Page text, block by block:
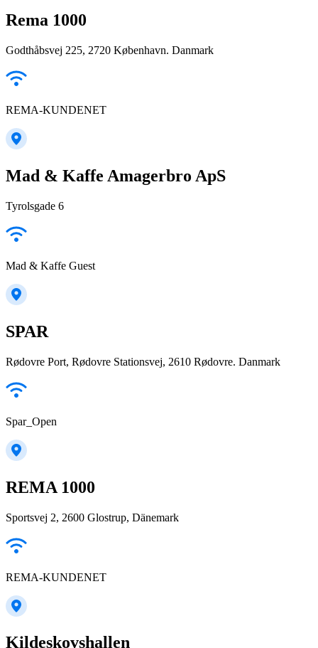
Rema 1000
Godthåbsvej 225, 2720 København. Danmark
REMA-KUNDENET
Mad & Kaffe Amagerbro ApS
Tyrolsgade 6
Mad & Kaffe Guest
SPAR
Rødovre Port, Rødovre Stationsvej, 2610 Rødovre. Danmark
Spar_Open
REMA 1000
Sportsvej 2, 2600 Glostrup, Dänemark
REMA-KUNDENET
Kildeskovshallen